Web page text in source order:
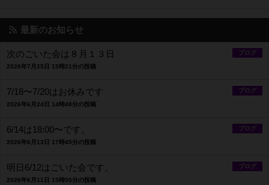
最新のお知らせ
ブログ
次のごいた会は８月１３日
2026年7月25日 15時21分の投稿
ブログ
7/18〜7/20はお休みです
2026年6月24日 14時48分の投稿
ブログ
6/14は18:00〜です。
2026年6月13日 17時45分の投稿
ブログ
明日6/12はごいた会です。
2026年6月11日 15時55分の投稿